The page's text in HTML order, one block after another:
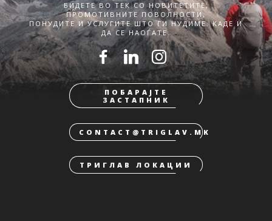
БИДЕТЕ ВО ТЕК СО НОВИТЕТИТЕ,
ПРОМОТИВНИТЕ ПОВОЛНОСТИ,
ПОНУДИТЕ И УСЛУГИТЕ ШТО ГИ НУДИМЕ. КАДЕ И
ДА СЕ НАОЃАТЕ.
ПОБАРАЈТЕ
ЗАСТАПНИК
CONTACT@TRIGLAV.MK
ТРИГЛАВ ЛОКАЦИИ